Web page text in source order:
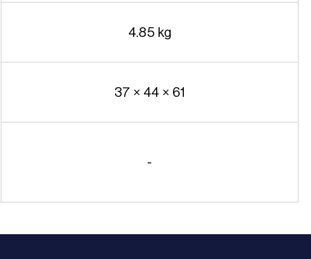
4.85 kg
37 × 44 × 61
-